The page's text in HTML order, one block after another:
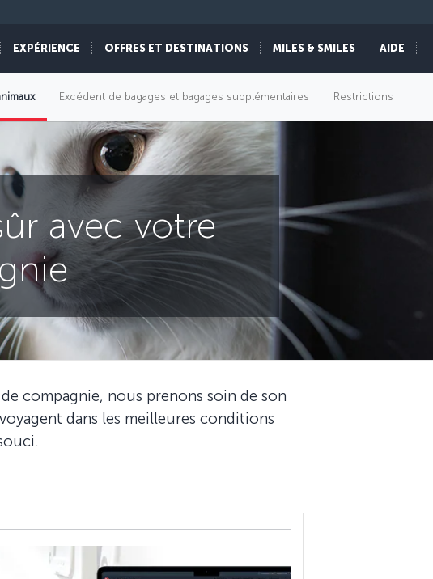
EXPÉRIENCE OFFRES ET DESTINATIONS MILES & SMILES AIDE
Excédent de bagages et bagages supplémentaires Restrictions
avec votre
compagnie, nous prenons soin de son
dans les meilleures conditions